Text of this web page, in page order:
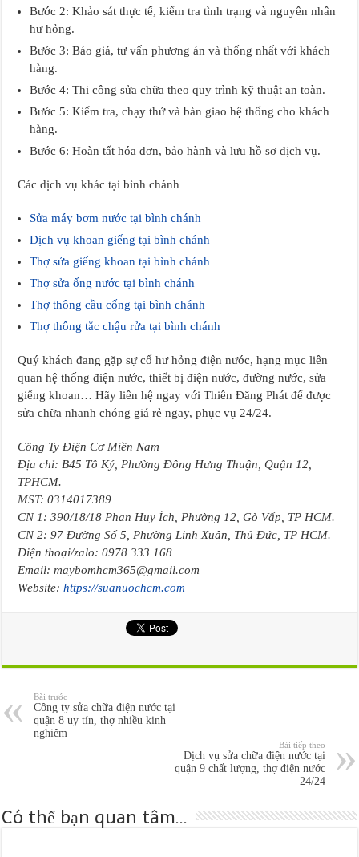
Bước 2: Khảo sát thực tế, kiểm tra tình trạng và nguyên nhân
hư hỏng.
Bước 3: Báo giá, tư vấn phương án và thống nhất với khách
hàng.
Bước 4: Thi công sửa chữa theo quy trình kỹ thuật an toàn.
Bước 5: Kiểm tra, chạy thử và bàn giao hệ thống cho khách
hàng.
Bước 6: Hoàn tất hóa đơn, bảo hành và lưu hồ sơ dịch vụ.
Các dịch vụ khác tại bình chánh
Sửa máy bơm nước tại bình chánh
Dịch vụ khoan giếng tại bình chánh
Thợ sửa giếng khoan tại bình chánh
Thợ sửa ống nước tại bình chánh
Thợ thông cầu cống tại bình chánh
Thợ thông tắc chậu rửa tại bình chánh
Quý khách đang gặp sự cố hư hỏng điện nước, hạng mục liên
quan hệ thống điện nước, thiết bị điện nước, đường nước, sửa
giếng khoan… Hãy liên hệ ngay với Thiên Đăng Phát để được
sửa chữa nhanh chóng giá rẻ ngay, phục vụ 24/24.
Công Ty Điện Cơ Miền Nam
Địa chỉ: B45 Tô Ký, Phường Đông Hưng Thuận, Quận 12,
TPHCM.
MST: 0314017389
CN 1: 390/18/18 Phan Huy Ích, Phường 12, Gò Vấp, TP HCM.
CN 2: 97 Đường Số 5, Phường Linh Xuân, Thủ Đức, TP HCM.
Điện thoại/zalo: 0978 333 168
Email: maybomhcm365@gmail.com
Website:https://suanuochcm.com
Bài trước
Công ty sửa chữa điện nước tại
quận 8 uy tín, thợ nhiều kinh
nghiệm
Bài tiếp theo
Dịch vụ sửa chữa điện nước tại
quận 9 chất lượng, thợ điện nước
24/24
Có thể bạn quan tâm...